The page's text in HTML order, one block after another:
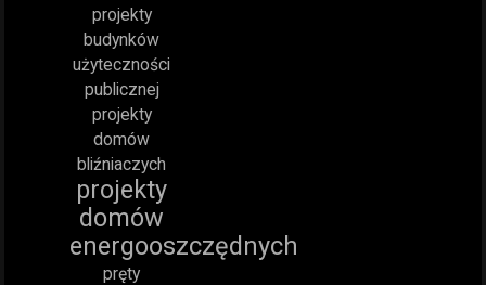
projekty
budynków
użyteczności
publicznej
projekty
domów
bliźniaczych
projekty
domów
energooszczędnych
pręty